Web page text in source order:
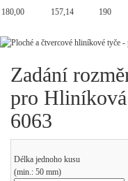
180,00 157,14 190
Zadání
pro
6063
Délka jednoho kusu
(min.: 50 mm)